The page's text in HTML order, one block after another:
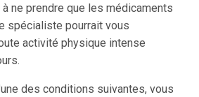
ne prendre que les médicaments
spécialiste pourrait vous
activité physique intense
des conditions suivantes, vous